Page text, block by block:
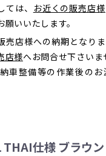
は、
お近くの販売店様
いいたします。
売店様への納期となり
店様へお問合せ下さいま
納車整備等の作業後の
仕様 ブラウン